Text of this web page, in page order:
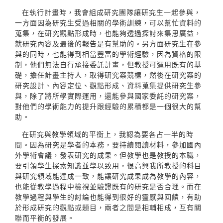
在執行計畫時，我會組成研究團隊讓研究生一起參與，
一方面因為研究生受過相關的學術訓練，可以幫忙資料的
蒐集，在研究觀點形成時，也能夠透過探討來集思廣益，
就研究內容及最後的報告是有幫助的。另方面研究生在參
與的同時，也能得到相當豐富的學術經驗，因為資格的限
制，他們無法自行承接委託計畫，但教授可運用既有的基
礎，擔任計畫主持人，取得研究案競標，然後在研究案的
研究設計、內容定位、觀點形成、資料蒐集提供研究生參
與，除了將所學實際運用，還能參與國家委託的研究案，
對他們的學術能力的提升跟經驗的累積都是一個很大的幫
助。
在研究與教學領域的平衡上，我認為要各占一半的時
間。因為研究是學者的本務，要持續閱讀材料，參加國內
外學術會議，發表研究的成果。但教學也是教授的本職，
要引領學生探索知識並學以致用，很高興我所教授的科目
與研究領域能達成一致，能讓研究成果成為教學的內容，
也能從教學過程中檢視並驗證既有的研究是否合理。而在
教學過程與學生的討論也能得到很好的靈感與回饋，有助
於形成研究的觀點或題目，兩者之間是相輔相成，互有關
聯而平衡的發展。